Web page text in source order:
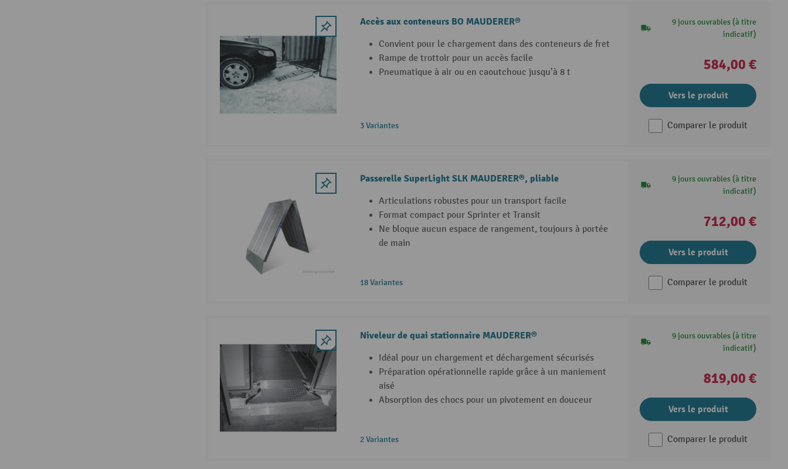
Accès aux conteneurs BO MAUDERER®
Convient pour le chargement dans des conteneurs de fret
Rampe de trottoir pour un accès facile
Pneumatique à air ou en caoutchouc jusqu’à 8 t
3 Variantes
9 jours ouvrables (à titre
indicatif)
584,00 €
Vers le produit
Comparer le produit
Passerelle SuperLight SLK MAUDERER®, pliable
Articulations robustes pour un transport facile
Format compact pour Sprinter et Transit
Ne bloque aucun espace de rangement, toujours à portée
de main
18 Variantes
9 jours ouvrables (à titre
indicatif)
712,00 €
Vers le produit
Comparer le produit
Niveleur de quai stationnaire MAUDERER®
Idéal pour un chargement et déchargement sécurisés
Préparation opérationnelle rapide grâce à un maniement
aisé
Absorption des chocs pour un pivotement en douceur
2 Variantes
9 jours ouvrables (à titre
indicatif)
819,00 €
Vers le produit
Comparer le produit